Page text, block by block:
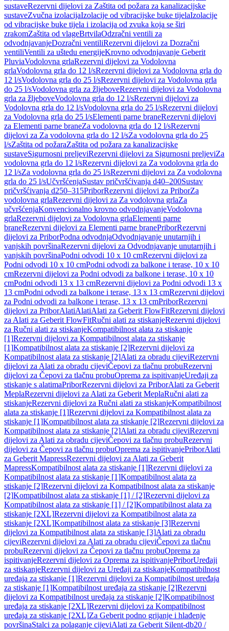
sustaveRezervni dijelovi za Zaštita od požara za kanalizacijske
sustaveZvučna izolacijaIzolacije od vibracijske buke tijelaIzolacije
od vibracijske buke tijela i izolacija od zvuka koja se širi
zrakomZaštita od vlageBrtvilaOdzračni ventili za
odvodnjavanjeDozračni ventiliRezervni dijelovi za Dozračni
ventiliVentili za uštedu energijeKrovno odvodnjavanje Geberit
PluviaVodolovna grlaRezervni dijelovi za Vodolovna
grlaVodolovna grla do 12 l/sRezervni dijelovi za Vodolovna grla do
12 l/sVodolovna grla do 25 l/sRezervni dijelovi za Vodolovna grla
do 25 l/sVodolovna grla za žljeboveRezervni dijelovi za Vodolovna
grla za žljeboveVodolovna grla do 12 l/sRezervni dijelovi za
Vodolovna grla do 12 l/sVodolovna grla do 25 l/sRezervni dijelovi
za Vodolovna grla do 25 l/sElementi parne braneRezervni dijelovi
za Elementi parne braneZa vodolovna grla do 12 l/sRezervni
dijelovi za Za vodolovna grla do 12 l/sZa vodolovna grla do 25
l/sZaštita od požaraZaštita od požara za kanalizacijske
sustaveSigurnosni preljeviRezervni dijelovi za Sigurnosni preljeviZa
vodolovna grla do 12 l/sRezervni dijelovi za Za vodolovna grla do
12 l/sZa vodolovna grla do 25 l/sRezervni dijelovi za Za vodolovna
grla do 25 l/sUčvršćenjaSustav pričvršćivanja d40–200Sustav
pričvršćivanja d250–315PriborRezervni dijelovi za PriborZa
vodolovna grlaRezervni dijelovi za Za vodolovna grlaZa
učvršćenjaKonvencionalno krovno odvodnjavanjeVodolovna
grlaRezervni dijelovi za Vodolovna grlaElementi parne
braneRezervni dijelovi za Elementi parne branePriborRezervni
dijelovi za PriborPodna odvodnjaOdvodnjavanje unutarnjih i
vanjskih površinaRezervni dijelovi za Odvodnjavanje unutarnjih i
vanjskih površinaPodni odvodi 10 x 10 cmRezervni dijelovi za
Podni odvodi 10 x 10 cmPodni odvodi za balkone i terase, 10 x 10
cmRezervni dijelovi za Podni odvodi za balkone i terase, 10 x 10
cmPodni odvodi 13 x 13 cmRezervni dijelovi za Podni odvodi 13 x
13 cmPodni odvodi za balkone i terase, 13 x 13 cmRezervni dijelovi
za Podni odvodi za balkone i terase, 13 x 13 cmPriborRezervni
dijelovi za PriborAlatiAlatiAlati za Geberit FlowFitRezervni dijelovi
za Alati za Geberit FlowFitRučni alati za stiskanjeRezervni dijelovi
za Ručni alati za stiskanjeKompatibilnost alata za stiskanje
[1]Rezervni dijelovi za Kompatibilnost alata za stiskanje
[1]Kompatibilnost alata za stiskanje [2]Rezervni dijelovi za
Kompatibilnost alata za stiskanje [2]Alati za obradu cijeviRezervni
dijelovi za Alati za obradu cijeviČepovi za tlačnu probuRezervni
dijelovi za Čepovi za tlačnu probuOprema za ispitivanjeUređaji za
stiskanje s alatimaPriborRezervni dijelovi za PriborAlati za Geberit
MeplaRezervni dijelovi za Alati za Geberit MeplaRučni alati za
stiskanjeRezervni dijelovi za Ručni alati za stiskanjeKompatibilnost
alata za stiskanje [1]Rezervni dijelovi za Kompatibilnost alata za
stiskanje [1]Kompatibilnost alata za stiskanje [2]Rezervni dijelovi za
Kompatibilnost alata za stiskanje [2]Alati za obradu cijeviRezervni
dijelovi za Alati za obradu cijeviČepovi za tlačnu probuRezervni
dijelovi za Čepovi za tlačnu probuOprema za ispitivanjePriborAlati
za Geberit MapressRezervni dijelovi za Alati za Geberit
MapressKompatibilnost alata za stiskanje [1]Rezervni dijelovi za
Kompatibilnost alata za stiskanje [1]Kompatibilnost alata za
stiskanje [2]Rezervni dijelovi za Kompatibilnost alata za stiskanje
[2]Kompatibilnost alata za stiskanje [1] / [2]Rezervni dijelovi za
Kompatibilnost alata za stiskanje [1] / [2]Kompatibilnost alata za
stiskanje [2XL]Rezervni dijelovi za Kompatibilnost alata za
stiskanje [2XL]Kompatibilnost alata za stiskanje [3]Rezervni
dijelovi za Kompatibilnost alata za stiskanje [3]Alati za obradu
cijeviRezervni dijelovi za Alati za obradu cijeviČepovi za tlačnu
probuRezervni dijelovi za Čepovi za tlačnu probuOprema za
ispitivanjeRezervni dijelovi za Oprema za ispitivanjePriborUređaji
za stiskanjeRezervni dijelovi za Uređaji za stiskanjeKompatibilnost
uređaja za stiskanje [1]Rezervni dijelovi za Kompatibilnost uređaja
za stiskanje [1]Kompatibilnost uređaja za stiskanje [2]Rezervni
dijelovi za Kompatibilnost uređaja za stiskanje [2]Kompatibilnost
uređaja za stiskanje [2XL]Rezervni dijelovi za Kompatibilnost
uređaja za stiskanje [2XL]Za Geberit podno grijanje i hlađenje
površinaStalci za polaganje cijeviAlati za Geberit Silent-db20 /